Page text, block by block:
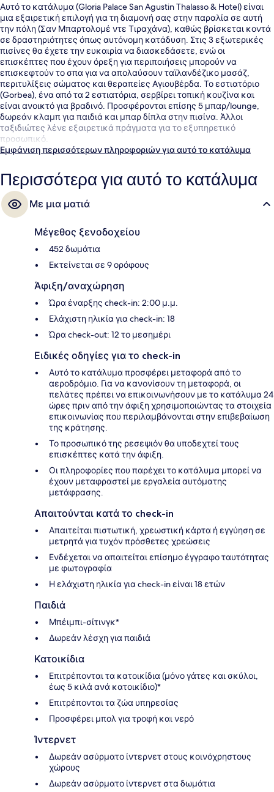
Αυτό το κατάλυμα (Gloria Palace San Agustin Thalasso & Hotel) είναι
μια εξαιρετική επιλογή για τη διαμονή σας στην παραλία σε αυτή
την πόλη (Σαν Μπαρτολομέ ντε Τιραχάνα), καθώς βρίσκεται κοντά
σε δραστηριότητες όπως αυτόνομη κατάδυση. Στις 3 εξωτερικές
πισίνες θα έχετε την ευκαιρία να διασκεδάσετε, ενώ οι
επισκέπτες που έχουν όρεξη για περιποιήσεις μπορούν να
επισκεφτούν το σπα για να απολαύσουν ταϊλανδέζικο μασάζ,
περιτυλίξεις σώματος και θεραπείες Αγιουβέρδα. Το εστιατόριο
(Gorbea), ένα από τα 2 εστιατόρια, σερβίρει τοπική κουζίνα και
είναι ανοικτό για βραδινό. Προσφέρονται επίσης 5 μπαρ/lounge,
δωρεάν κλαμπ για παιδιά και μπαρ δίπλα στην πισίνα. Άλλοι
ταξιδιώτες λένε εξαιρετικά πράγματα για το εξυπηρετικό
προσωπικό.
Εμφάνιση περισσότερων πληροφοριών για αυτό το κατάλυμα
Περισσότερα για αυτό το κατάλυμα
Με μια ματιά
Μέγεθος ξενοδοχείου
452 δωμάτια
Εκτείνεται σε 9 ορόφους
Άφιξη/αναχώρηση
Ώρα έναρξης check-in: 2:00 μ.μ.
Ελάχιστη ηλικία για check-in: 18
Ώρα check-out: 12 το μεσημέρι
Ειδικές οδηγίες για το check-in
Αυτό το κατάλυμα προσφέρει μεταφορά από το
αεροδρόμιο. Για να κανονίσουν τη μεταφορά, οι
πελάτες πρέπει να επικοινωνήσουν με το κατάλυμα 24
ώρες πριν από την άφιξη χρησιμοποιώντας τα στοιχεία
επικοινωνίας που περιλαμβάνονται στην επιβεβαίωση
της κράτησης.
Το προσωπικό της ρεσεψιόν θα υποδεχτεί τους
επισκέπτες κατά την άφιξη.
Οι πληροφορίες που παρέχει το κατάλυμα μπορεί να
έχουν μεταφραστεί με εργαλεία αυτόματης
μετάφρασης.
Απαιτούνται κατά το check-in
Απαιτείται πιστωτική, χρεωστική κάρτα ή εγγύηση σε
μετρητά για τυχόν πρόσθετες χρεώσεις
Ενδέχεται να απαιτείται επίσημο έγγραφο ταυτότητας
με φωτογραφία
Η ελάχιστη ηλικία για check-in είναι 18 ετών
Παιδιά
Μπέιμπι-σίτινγκ*
Δωρεάν λέσχη για παιδιά
Κατοικίδια
Επιτρέπονται τα κατοικίδια (μόνο γάτες και σκύλοι,
έως 5 κιλά ανά κατοικίδιο)*
Επιτρέπονται τα ζώα υπηρεσίας
Προσφέρει μπολ για τροφή και νερό
Ίντερνετ
Δωρεάν ασύρματο ίντερνετ στους κοινόχρηστους
χώρους
Δωρεάν ασύρματο ίντερνετ στα δωμάτια